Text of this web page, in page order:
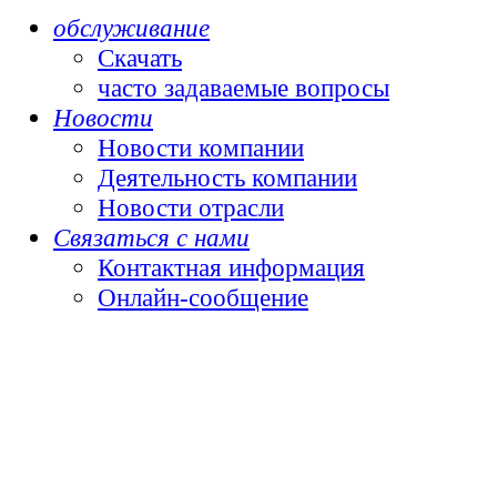
обслуживание
Скачать
часто задаваемые вопросы
Новости
Новости компании
Деятельность компании
Новости отрасли
Связаться с нами
Контактная информация
Онлайн-сообщение